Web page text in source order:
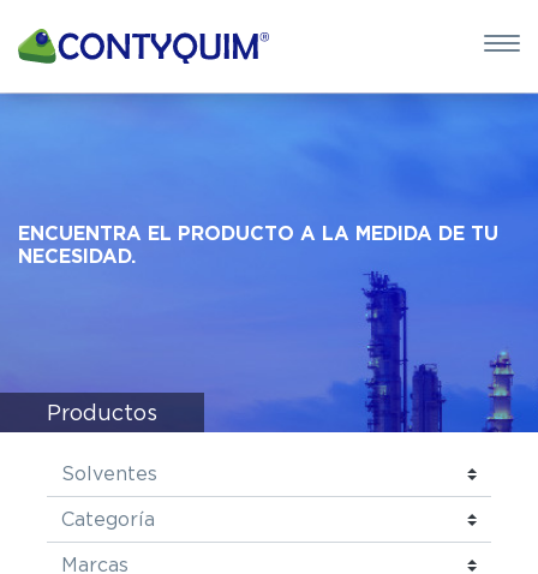
×
ENCUENTRA EL PRODUCTO A LA MEDIDA DE TU
NECESIDAD.
Productos